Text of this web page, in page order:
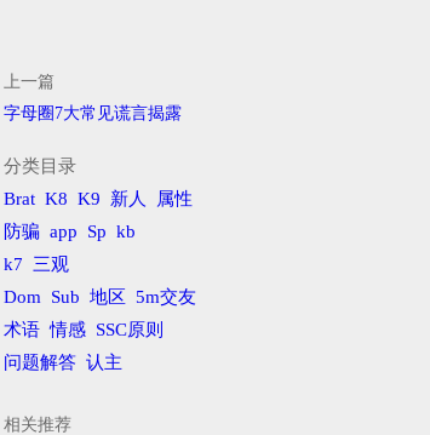
上一篇
字母圈7大常见谎言揭露
分类目录
Brat K8 K9 新人
属性
防骗 app Sp kb
k7
三观
Dom
Sub 地区
5m交友
术语 情感 SSC原则
问题解答 认主
相关推荐